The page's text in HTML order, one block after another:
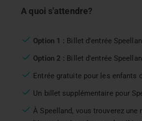
A quoi s'attendre?
Option 1 : Billet d'entrée
Option 2 : Billet d'entrée
Entrée gratuite pour les enfants
Un billet supplémentaire pour
À Speelland, vous trouverez